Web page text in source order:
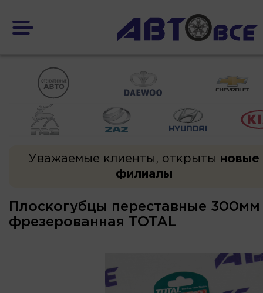
Уважаемые клиенты, открыты новые
филиалы
Плоскогубцы переставные 300мм
фрезерованная TOTAL